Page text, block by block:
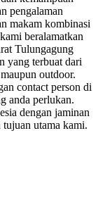
pengalaman
makam kombinasi
beralamatkan
Tulungagung
yang terbuat dari
outdoor.
contact person di
anda perlukan.
dengan jaminan
tujuan utama kami.